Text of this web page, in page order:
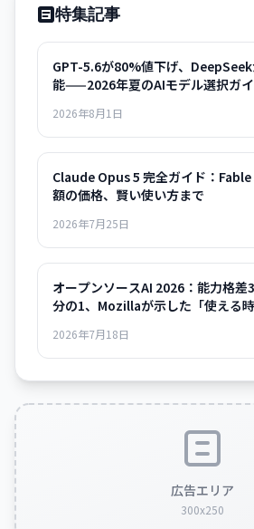
特集記事
GPT-5.6が80%値下げ、
能——2026年夏のAIモデル選択ガ
2026年8月1日
Claude Opus 5 完全ガイド：
額の価格、賢い使い方まで
2026年7月25日
オープンソースAI 2026：能力格
分の1、Mozillaが示した「使える
2026年7月18日
広告エリア
300x250